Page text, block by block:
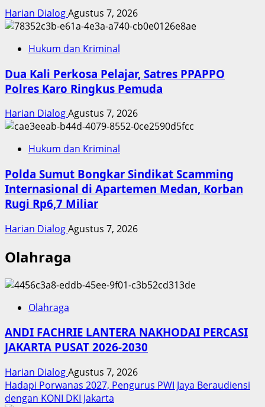
Harian DialogAgustus 7, 2026
Hukum dan Kriminal
Dua Kali Perkosa Pelajar, Satres PPAPPO
Polres Karo Ringkus Pemuda
Harian DialogAgustus 7, 2026
Hukum dan Kriminal
Polda Sumut Bongkar Sindikat Scamming
Internasional di Apartemen Medan, Korban
Rugi Rp6,7 Miliar
Harian DialogAgustus 7, 2026
Olahraga
Olahraga
ANDI FACHRIE LANTERA NAKHODAI PERCASI
JAKARTA PUSAT 2026-2030
Harian DialogAgustus 7, 2026
Hadapi Porwanas 2027, Pengurus PWI Jaya Beraudiensi
dengan KONI DKI Jakarta